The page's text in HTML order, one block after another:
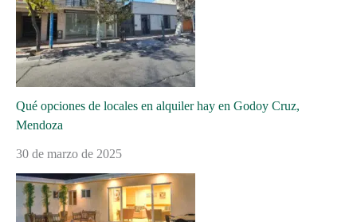
Qué opciones de locales en alquiler hay en Godoy Cruz,
Mendoza
30 de marzo de 2025